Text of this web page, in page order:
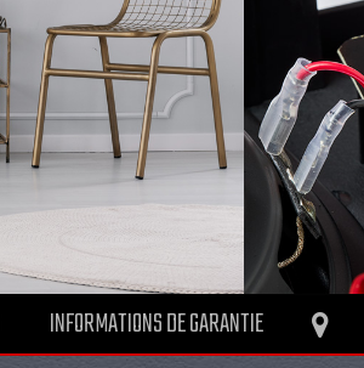
INFORMATIONS DE GARANTIE